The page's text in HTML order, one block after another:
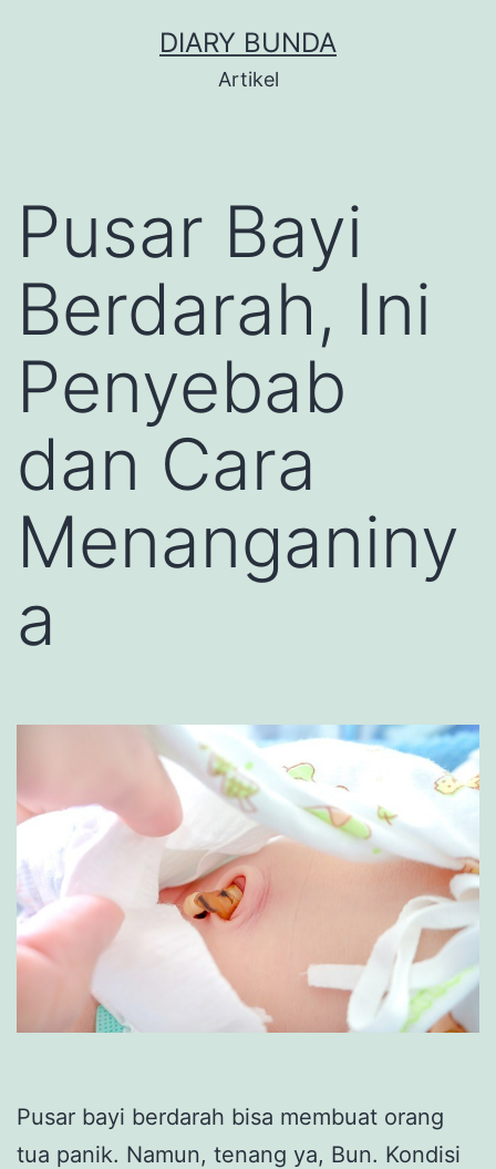
DIARY BUNDA
Artikel
Pusar Bayi
Berdarah, Ini
Penyebab
dan Cara
Menanganiny
a
Pusar bayi berdarah bisa membuat orang
tua panik. Namun, tenang ya, Bun. Kondisi